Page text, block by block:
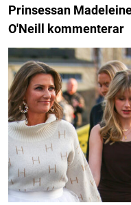
Prinsessan
O'Neill kommenterar